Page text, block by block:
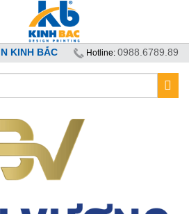
KINH BẮC Hotline: 0988.6789.89